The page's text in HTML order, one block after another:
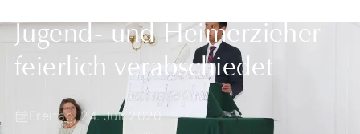
Jugend- und Heimerzieher
feierlich verabschiedet
Freitag, 24. Juli 2020